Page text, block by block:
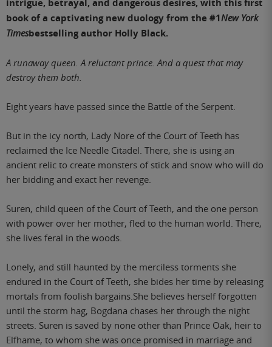
intrigue, betrayal, and dangerous desires, with this first
book of a captivating new duology from the #1New York
Timesbestselling author Holly Black.
A runaway queen. A reluctant prince. And a quest that may
destroy them both.
Eight years have passed since the Battle of the Serpent.
But in the icy north, Lady Nore of the Court of Teeth has
reclaimed the Ice Needle Citadel. There, she is using an
ancient relic to create monsters of stick and snow who will do
her bidding and exact her revenge.
Suren, child queen of the Court of Teeth, and the one person
with power over her mother, fled to the human world. There,
she lives feral in the woods.
Lonely, and still haunted by the merciless torments she
endured in the Court of Teeth, she bides her time by releasing
mortals from foolish bargains.She believes herself forgotten
until the storm hag, Bogdana chases her through the night
streets. Suren is saved by none other than Prince Oak, heir to
Elfhame, to whom she was once promised in marriage and